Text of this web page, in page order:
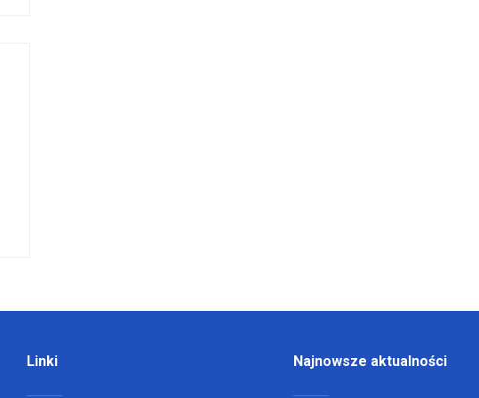
Linki Najnowsze aktualności